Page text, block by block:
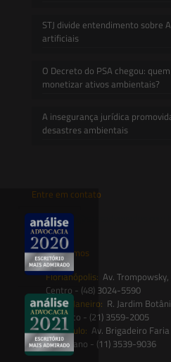
STJ divide entendimento sobre
artificiais
O Decreto do PSA chegou:
monetizar ativos ambientais?
A insegurança jurídica
desastres ambientais
Entre em contato
contato@saesadvogados.com.br
Onde estamos
Florianópolis: Av.
Centro - (48) 3024-5590
Rio de Janeiro: R. Jardim
Botânico - (21) 3559-2005
São Paulo: Av. Brigadeiro
Paulistano - (11) 3539-9036